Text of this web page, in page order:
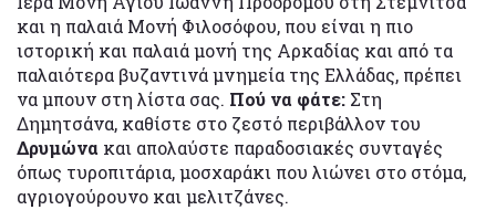
και η παλαιά Μονή Φιλοσόφου, που είναι η πιο
ιστορική και παλαιά μονή της Αρκαδίας και από τα
παλαιότερα βυζαντινά μνημεία της Ελλάδας, πρέπει
να μπουν στη λίστα σας. Πού να φάτε: Στη
Δημητσάνα, καθίστε στο ζεστό περιβάλλον του
Δρυμώνα και απολαύστε παραδοσιακές συνταγές
όπως τυροπιτάρια, μοσχαράκι που λιώνει στο στόμα,
αγριογούρουνο και μελιτζάνες.